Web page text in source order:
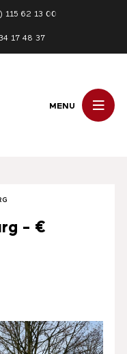
115 62 13 00
17 48 37
MENU
- €